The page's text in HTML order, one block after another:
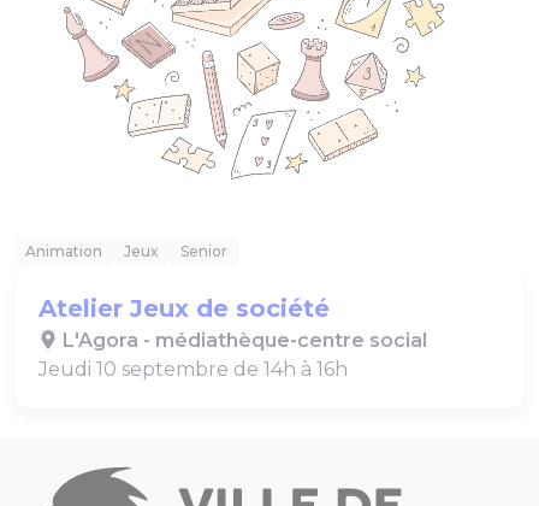
Animation Jeux Senior
Atelier Jeux de société
L'Agora - médiathèque-centre social
Jeudi 10 septembre de 14h à 16h